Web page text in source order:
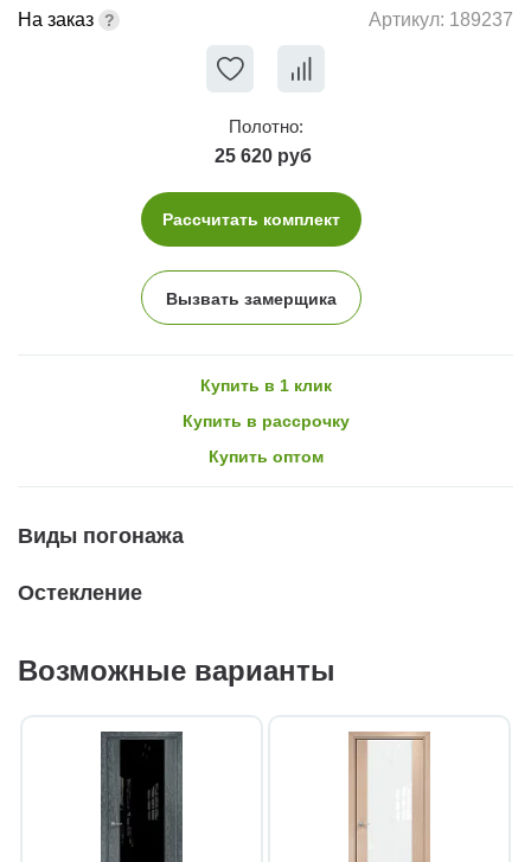
На заказ Артикул: 189237
Полотно:
25 620 руб
Рассчитать комплект
Вызвать замерщика
Купить в 1 клик
Купить в рассрочку
Купить оптом
Виды погонажа
Остекление
Возможные варианты